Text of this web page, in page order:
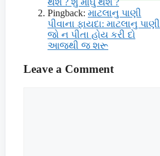
થશે ? શુ મોંઘુ થશે ?
Pingback: માટલાનુ પાણી
પીવાના ફાયદા: માટલાનુ પાણી
જો ન પીતા હોય કરી દો
આજથી જ શરૂ
Leave a Comment